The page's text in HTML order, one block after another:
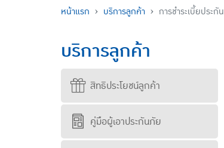
หน้าแรก บริการลูกค้า การชำระเบี้ยประกัน
บริการลูกค้า
สิทธิประโยชน์ลูกค้า
คู่มือผู้เอาประกันภัย